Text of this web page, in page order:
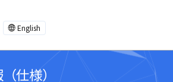
English
仕様）